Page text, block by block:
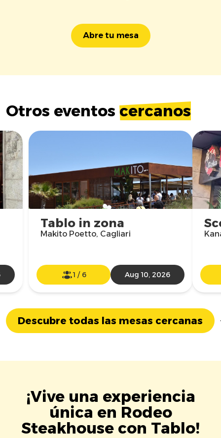
Abre tu mesa
Otros eventos cercanos
Tablo in zona
Makito Poetto, Cagliari
1 / 6 Aug 10, 2026
Descubre todas las mesas cercanas
¡Vive una experiencia
única en Rodeo
Steakhouse con Tablo!